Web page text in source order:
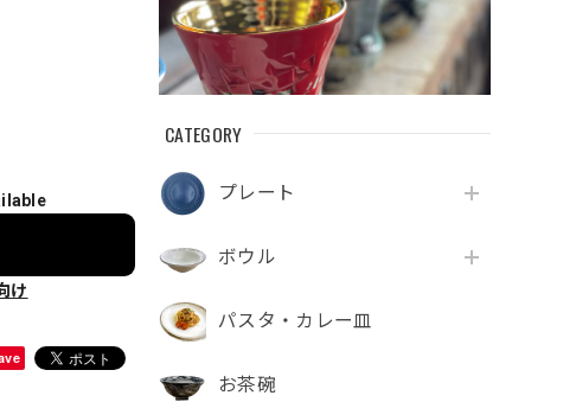
CATEGORY
プレート
ボウル
パスタ・カレー皿
お茶碗
け